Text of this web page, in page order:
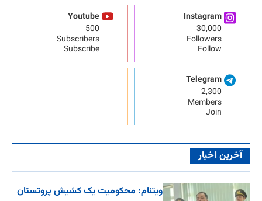
Instagram
30,000
Followers
Follow
Youtube
500
Subscribers
Subscribe
Telegram
2,300
Members
Join
آخرین اخبار
ویتنام: محکومیت یک کشیش پروتستان